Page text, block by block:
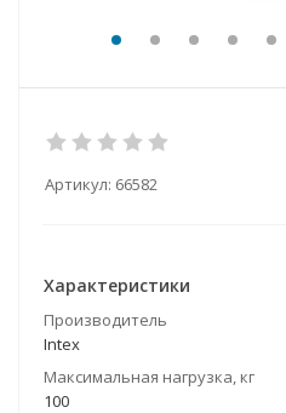
Артикул: 66582
Характеристики
Производитель
Intex
Максимальная нагрузка, кг
100